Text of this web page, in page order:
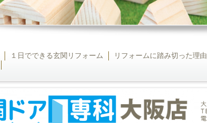
１日でできる玄関リフォーム リフォームに踏み切った理由